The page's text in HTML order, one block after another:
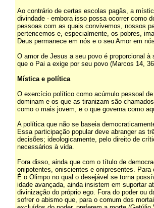
Ao contrário de certas escolas pagãs, a
divindade - embora isso possa ocorrer como
pessoas com as quais convivemos, nossos
pertencemos e, especialmente, os pobres,
Deus permanece em nós e o seu Amor em
O amor de Jesus a seu povo é proporcional
que o Pai a exige por seu povo (Marcos 14,
Mística e política
O exercício político como acúmulo pessoal
dominam e os que as tiranizam são
como o mais jovem, e o que governa como
A política que não se baseia
Essa participação popular deve abranger as
decisões; ideologicamente, pelo direito de
necessários à vida.
Fora disso, ainda que com o título de
onipotentes, oniscientes e onipresentes.
É o Olimpo no qual o desejável se torna
idade avançada, ainda insistem em suportar
divinização do próprio ego. Fora do poder ou
sofrer o abismo que, para o comum dos